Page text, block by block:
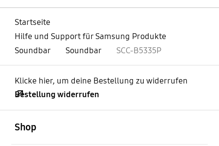
Startseite
Hilfe und Support für Samsung Produkte
Soundbar
Soundbar SCC-B5335P
Klicke hier, um deine Bestellung zu widerrufen
Bestellung widerrufen
Shop